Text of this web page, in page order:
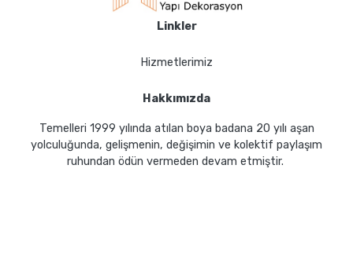
Linkler
Hizmetlerimiz
Hakkımızda
Temelleri 1999 yılında atılan boya badana 20 yılı aşan
yolculuğunda, gelişmenin, değişimin ve kolektif paylaşım
ruhundan ödün vermeden devam etmiştir.